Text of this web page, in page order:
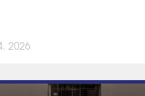
2026